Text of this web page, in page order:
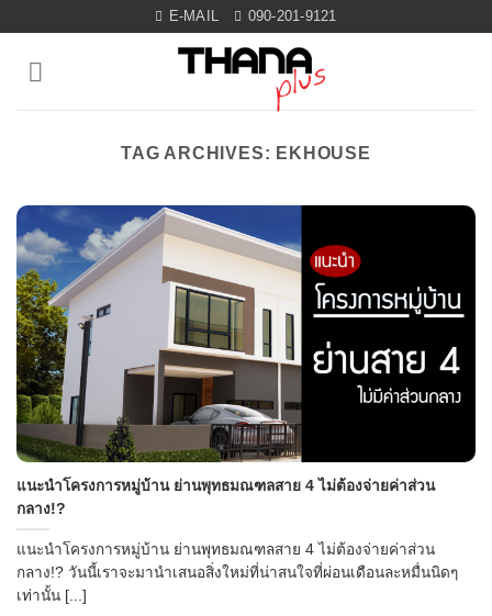
content
E-MAIL 090-201-9121
TAG ARCHIVES: EKHOUSE
แนะนำโครงการหมู่บ้าน ย่านพุทธมณฑลสาย 4 ไม่ต้องจ่ายค่าส่วน
กลาง!?
แนะนำโครงการหมู่บ้าน ย่านพุทธมณฑลสาย 4 ไม่ต้องจ่ายค่าส่วน
กลาง!? วันนี้เราจะมานำเสนอสิ่งใหม่ที่น่าสนใจที่ผ่อนเดือนละหมื่นนิดๆ
เท่านั้น [...]